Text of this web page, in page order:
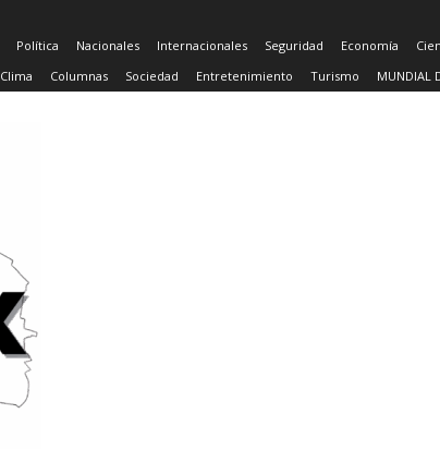
Política Nacionales Internacionales Seguridad Economía
Clima Columnas Sociedad Entretenimiento Turismo MUNDIAL